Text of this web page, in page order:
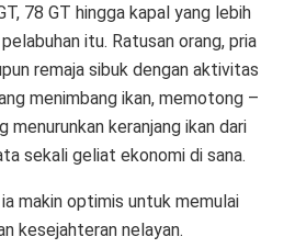
78 GT hingga kapal yang lebih
itu. Ratusan orang, pria
remaja sibuk dengan aktivitas
menimbang ikan, memotong –
menurunkan keranjang ikan dari
sekali geliat ekonomi di sana.
makin optimis untuk memulai
kesejahteran nelayan.